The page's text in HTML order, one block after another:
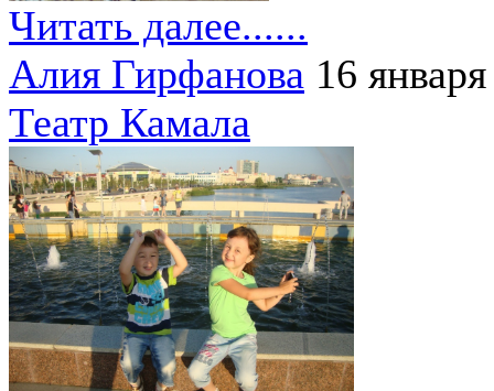
Читать далее......
Алия Гирфанова 16
Театр Камала